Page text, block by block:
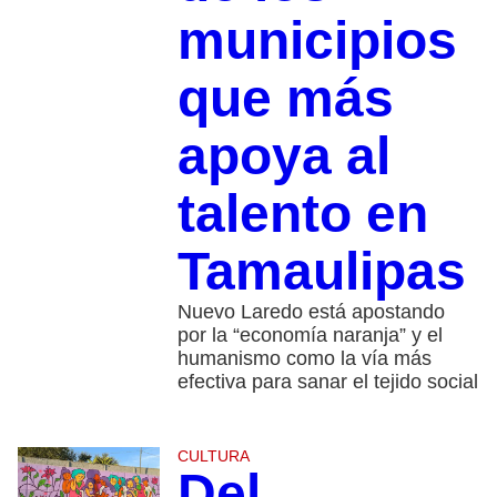
municipios
que más
apoya al
talento en
Tamaulipas
Nuevo Laredo está apostando
por la “economía naranja” y el
humanismo como la vía más
efectiva para sanar el tejido social
CULTURA